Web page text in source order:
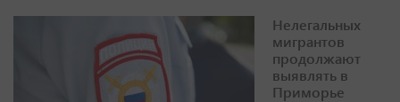
Нелегальных
мигрантов
продолжают
выявлять в
Приморье